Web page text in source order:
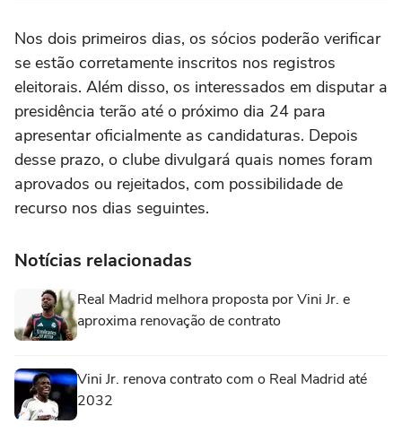
Nos dois primeiros dias, os sócios poderão verificar
se estão corretamente inscritos nos registros
eleitorais. Além disso, os interessados em disputar a
presidência terão até o próximo dia 24 para
apresentar oficialmente as candidaturas. Depois
desse prazo, o clube divulgará quais nomes foram
aprovados ou rejeitados, com possibilidade de
recurso nos dias seguintes.
Notícias relacionadas
Real Madrid melhora proposta por Vini Jr. e
aproxima renovação de contrato
Vini Jr. renova contrato com o Real Madrid até
2032